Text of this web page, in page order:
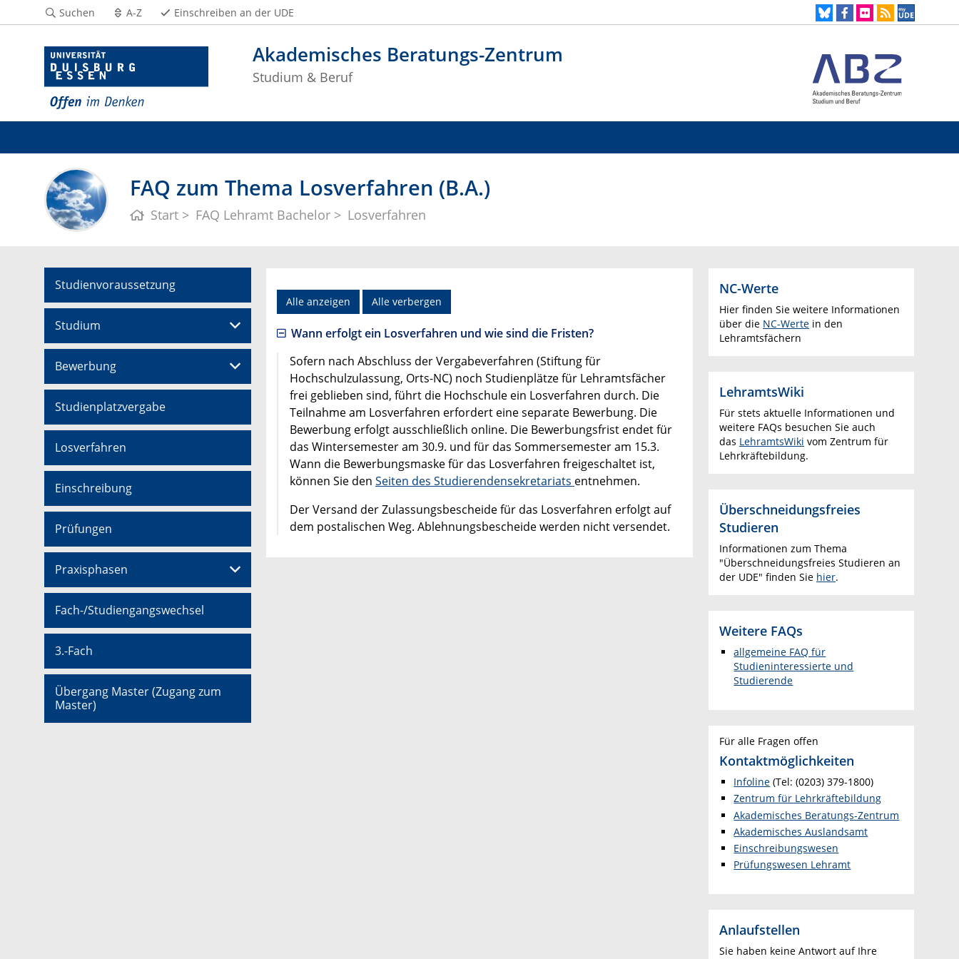
Akademisches Beratungs-Zentrum
Studium & Beruf
Suchen A-Z Einschreiben an der UDE
FAQ zum Thema Losverfahren (B.A.)
Start FAQ Lehramt Bachelor Losverfahren
Studienvoraussetzung
Studium
Bewerbung
Studienplatzvergabe
Losverfahren
Einschreibung
Prüfungen
Praxisphasen
Fach-/Studiengangswechsel
3.-Fach
Übergang Master (Zugang zum
Master)
Alle anzeigen Alle verbergen
Wann erfolgt ein Losverfahren und wie sind die Fristen?
Sofern nach Abschluss der Vergabeverfahren (Stiftung für
Hochschulzulassung, Orts-NC) noch Studienplätze für Lehramtsfächer
frei geblieben sind, führt die Hochschule ein Losverfahren durch. Die
Teilnahme am Losverfahren erfordert eine separate Bewerbung. Die
Bewerbung erfolgt ausschließlich online. Die Bewerbungsfrist endet für
das Wintersemester am 30.9. und für das Sommersemester am 15.3.
Wann die Bewerbungsmaske für das Losverfahren freigeschaltet ist,
können Sie den Seiten des Studierendensekretariats entnehmen.
Der Versand der Zulassungsbescheide für das Losverfahren erfolgt auf
dem postalischen Weg. Ablehnungsbescheide werden nicht versendet.
NC-Werte
Hier finden Sie weitere Informationen
über die NC-Werte in den
Lehramtsfächern
LehramtsWiki
Für stets aktuelle Informationen und
weitere FAQs besuchen Sie auch
das LehramtsWiki vom Zentrum für
Lehrkräftebildung.
Überschneidungsfreies
Studieren
Informationen zum Thema
"Überschneidungsfreies Studieren an
der UDE" finden Sie hier.
Weitere FAQs
allgemeine FAQ für
Studieninteressierte und
Studierende
Für alle Fragen offen
Kontaktmöglichkeiten
Infoline (Tel: (0203) 379-1800)
Zentrum für Lehrkräftebildung
Akademisches Beratungs-Zentrum
Akademisches Auslandsamt
Einschreibungswesen
Prüfungswesen Lehramt
Anlaufstellen
Sie haben keine Antwort auf Ihre